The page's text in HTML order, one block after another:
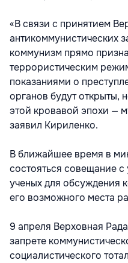
«В связи с принятием
антикоммунистических
коммунизм прямо
террористическим
показаниями о
органов будут открыты,
этой кровавой эпохи —
заявил Кириленко.
В ближайшее время в
состояться совещание
ученых для обсуждения
его возможного места
9 апреля Верховная
запрете
социалистического